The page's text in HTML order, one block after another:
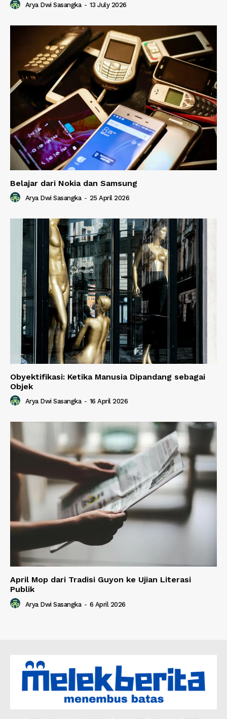
Arya Dwi Sasangka - 13 July 2026
Belajar dari Nokia dan Samsung
Arya Dwi Sasangka - 25 April 2026
Obyektifikasi: Ketika Manusia Dipandang sebagai
Objek
Arya Dwi Sasangka - 16 April 2026
April Mop dari Tradisi Guyon ke Ujian Literasi
Publik
Arya Dwi Sasangka - 6 April 2026